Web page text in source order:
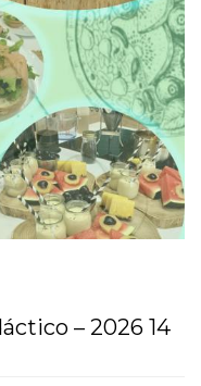
– 2026 14